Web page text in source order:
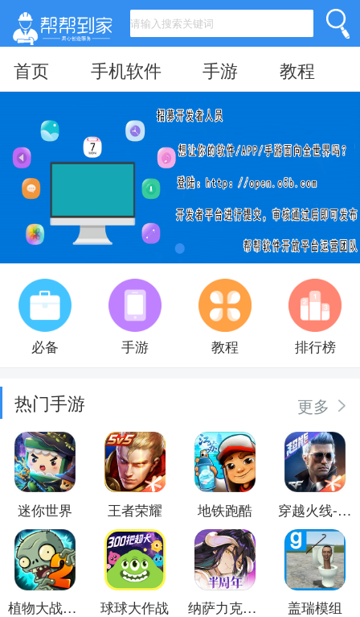
首页 手机软件 手游 教程
必备 手游 教程 排行榜
热门手游 更多
迷你世界 王者荣耀 地铁跑酷 穿越火线-枪战王者
植物大战僵尸2 球球大作战 纳萨力克之王 盖瑞模组